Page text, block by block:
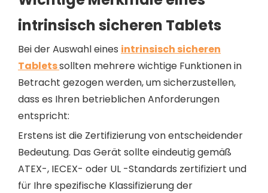
intrinsisch sicheren Tablets
Bei der Auswahl eines intrinsisch sicheren
Tabletssollten mehrere wichtige Funktionen in
Betracht gezogen werden, um sicherzustellen,
dass es Ihren betrieblichen Anforderungen
entspricht:
Erstens ist die Zertifizierung von entscheidender
Bedeutung. Das Gerät sollte eindeutig gemäß
ATEX-, IECEX- oder UL -Standards zertifiziert und
für Ihre spezifische Klassifizierung der